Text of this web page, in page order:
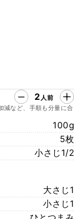
2 人前
減など、手順も分量に合
100g
5枚
小さじ1/2
大さじ1
小さじ1